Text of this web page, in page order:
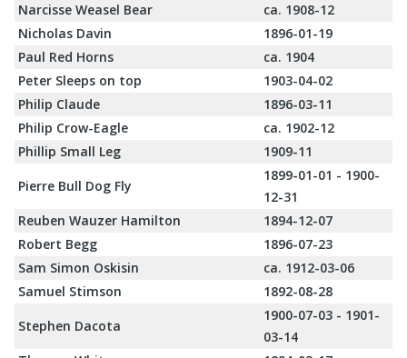
Narcisse Weasel Bear
ca. 1908-12
Nicholas Davin
1896-01-19
Paul Red Horns
ca. 1904
Peter Sleeps on top
1903-04-02
Philip Claude
1896-03-11
Philip Crow-Eagle
ca. 1902-12
Phillip Small Leg
1909-11
Pierre Bull Dog Fly
1899-01-01 - 1900-
12-31
Reuben Wauzer Hamilton
1894-12-07
Robert Begg
1896-07-23
Sam Simon Oskisin
ca. 1912-03-06
Samuel Stimson
1892-08-28
Stephen Dacota
1900-07-03 - 1901-
03-14